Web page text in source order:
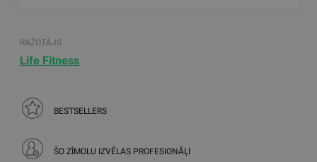
RAŽOTĀJS
Life Fitness
BESTSELLERS
ŠO ZĪMOLU IZVĒLAS PROFESIONĀĻI